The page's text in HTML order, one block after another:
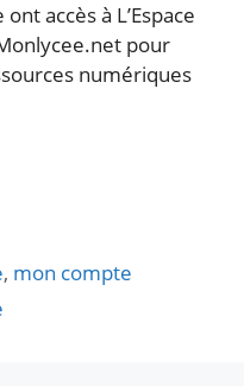
accès à L’Espace
pour
numériques
, mon compte